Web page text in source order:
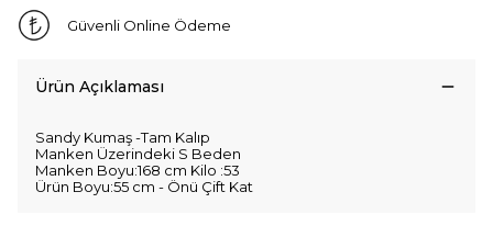
Güvenli Online Ödeme
Ürün Açıklaması
Sandy Kumaş -Tam Kalıp
Manken Üzerindeki S Beden
Manken Boyu:168 cm Kilo :53
Ürün Boyu:55 cm - Önü Çift Kat